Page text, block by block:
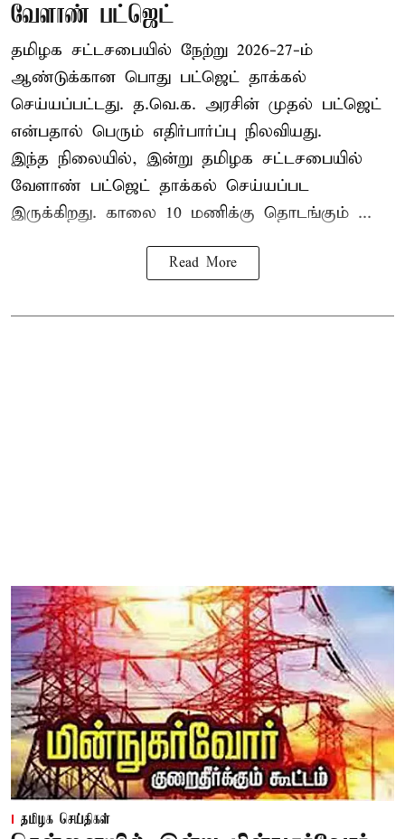
வேளாண் பட்ஜெட்
தமிழக சட்டசபையில் நேற்று 2026-27-ம்
ஆண்டுக்கான பொது பட்ஜெட் தாக்கல்
செய்யப்பட்டது. த.வெ.க. அரசின் முதல் பட்ஜெட்
என்பதால் பெரும் எதிர்பார்ப்பு நிலவியது.
இந்த நிலையில், இன்று தமிழக சட்டசபையில்
வேளாண் பட்ஜெட் தாக்கல் செய்யப்பட
இருக்கிறது. காலை 10 மணிக்கு தொடங்கும் ...
Read More
தமிழக செய்திகள்